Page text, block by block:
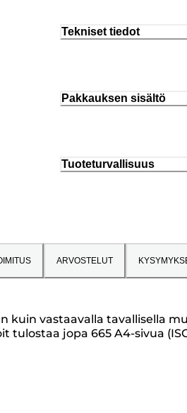
Tekniset tiedot
Pakkauksen sisältö
Tuoteturvallisuus
ARVOSTELUT
vastaavalla tavallisella
jopa 665 A4-sivua